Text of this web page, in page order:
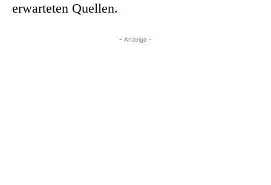
erwarteten Quellen.
- Anzeige -